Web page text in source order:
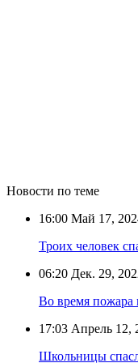
Новости по теме
16:00 Май 17,
Троих человек
06:20 Дек. 29,
Во время пожара
17:03 Апрель 12,
Школьницы